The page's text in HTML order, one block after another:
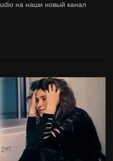
на наши новый канал